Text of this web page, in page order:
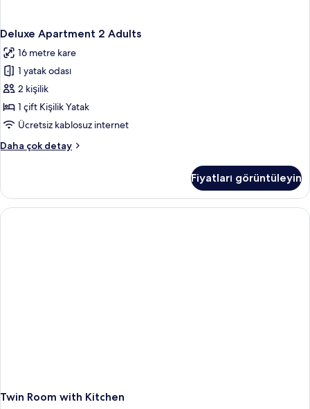
Deluxe Apartment 2 Adults
16 metre kare
1 yatak odası
2 kişilik
1 çift Kişilik Yatak
Ücretsiz kablosuz internet
Daha çok detay
Deluxe
hakkında
daha
fazla
Fiyatları görüntüleyin
Twin Room with Kitchen